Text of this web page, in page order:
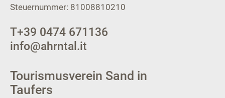
Steuernummer: 81008810210
T+39 0474 671136
info@ahrntal.it
Tourismusverein Sand in
Taufers